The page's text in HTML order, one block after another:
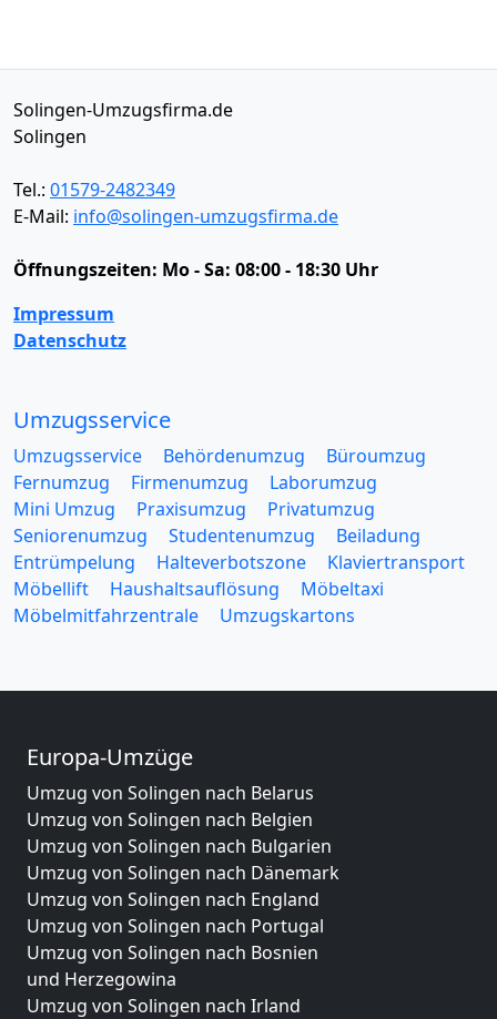
Solingen-Umzugsfirma.de
Solingen
Tel.: 01579-2482349
E-Mail: info@solingen-umzugsfirma.de
Öffnungszeiten: Mo - Sa: 08:00 - 18:30 Uhr
Impressum
Datenschutz
Umzugsservice
Umzugsservice Behördenumzug
Büroumzug
Fernumzug
Firmenumzug
Laborumzug
Mini Umzug
Praxisumzug
Privatumzug
Seniorenumzug
Studentenumzug
Beiladung
Entrümpelung
Halteverbotszone
Klaviertransport
Möbellift
Haushaltsauflösung
Möbeltaxi
Möbelmitfahrzentrale
Umzugskartons
Europa-Umzüge
Umzug von Solingen nach Belarus
Umzug von Solingen nach Belgien
Umzug von Solingen nach Bulgarien
Umzug von Solingen nach Dänemark
Umzug von Solingen nach England
Umzug von Solingen nach Portugal
Umzug von Solingen nach Bosnien
und Herzegowina
Umzug von Solingen nach Irland